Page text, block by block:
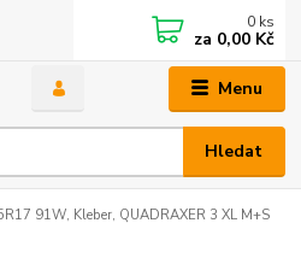
Menu
Hledat
0 ks
za 0,00 Kč
91W, Kleber, QUADRAXER 3 XL M+S